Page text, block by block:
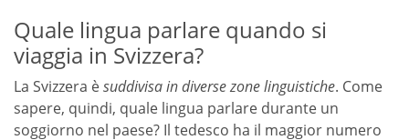
Quale lingua parlare quando si
viaggia in Svizzera?
La Svizzera èsuddivisa in diverse zone linguistiche. Come
sapere, quindi, quale lingua parlare durante un
soggiorno nel paese? Il tedesco ha il maggior numero